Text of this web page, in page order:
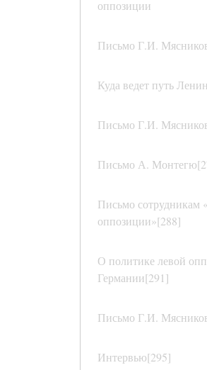
оппозиции
Письмо Г.И.
Куда ведет путь
Письмо Г.И.
Письмо А.
Письмо сотрудникам
оппозиции»[288]
О политике левой
Германии[291]
Письмо Г.И.
Интервью[295]